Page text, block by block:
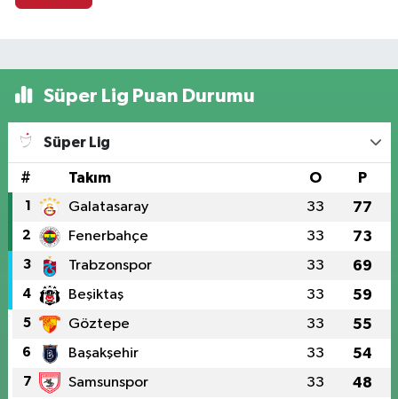
Süper Lig Puan Durumu
Süper Lig
# Takım O P
1 Galatasaray 33 77
2 Fenerbahçe 33 73
3 Trabzonspor 33 69
4 Beşiktaş 33 59
5 Göztepe 33 55
6 Başakşehir 33 54
7 Samsunspor 33 48